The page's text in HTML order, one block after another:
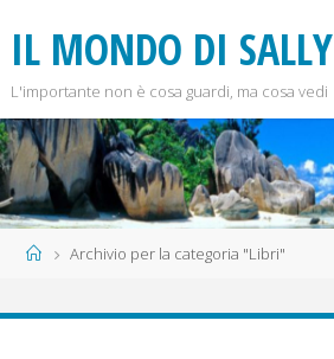
contenuto
IL MONDO DI SALLY
L'importante non è cosa guardi, ma cosa vedi
HomeArchivio per la categoria "Libri"